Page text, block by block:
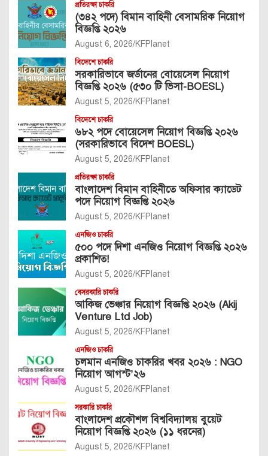
প্রতিরক্ষা চাকরি
(৩৪২ পদে) বিমান বাহিনী বেসামরিক নিয়োগ
বিজ্ঞপ্তি ২০২৬
August 6, 2026 KFPlanet
বিদেশে চাকরি
সরকারিভাবে জর্ডানের বোয়েসেল নিয়োগ
বিজ্ঞপ্তি ২০২৬ (৫৩০ টি ভিসা-BOESL)
August 5, 2026 KFPlanet
বিদেশে চাকরি
৬৮২ পদে বোয়েসেল নিয়োগ বিজ্ঞপ্তি ২০২৬
(সরকারিভাবে বিদেশ BOESL)
August 5, 2026 KFPlanet
প্রতিরক্ষা চাকরি
বাংলাদেশ বিমান বাহিনীতে অফিসার ক্যাডেট
পদে নিয়োগ বিজ্ঞপ্তি ২০২৬
August 5, 2026 KFPlanet
এনজিও চাকরি
৫০০ পদে দিশা এনজিও নিয়োগ বিজ্ঞপ্তি ২০২৬
প্রকাশিত!
August 5, 2026 KFPlanet
বেসরকারি চাকরি
আকিজ ভেঞ্চার নিয়োগ বিজ্ঞপ্তি ২০২৬ (Akij
Venture Ltd Job)
August 5, 2026 KFPlanet
এনজিও চাকরি
চলমান এনজিও চাকরির খবর ২০২৬ : NGO
নিয়োগ আগস্ট’২৬
August 5, 2026 KFPlanet
সরকারি চাকরি
বাংলাদেশ প্রকৌশল বিশ্ববিদ্যালয় বুয়েট
নিয়োগ বিজ্ঞপ্তি ২০২৬ (১১ ধরনের)
August 5, 2026 KFPlanet